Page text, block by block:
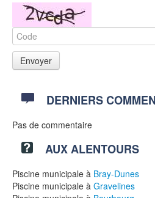
DERNIERS
Pas de commentaire
AUX ALENTOURS
Piscine municipale à Bray-Dunes
Piscine municipale à Gravelines